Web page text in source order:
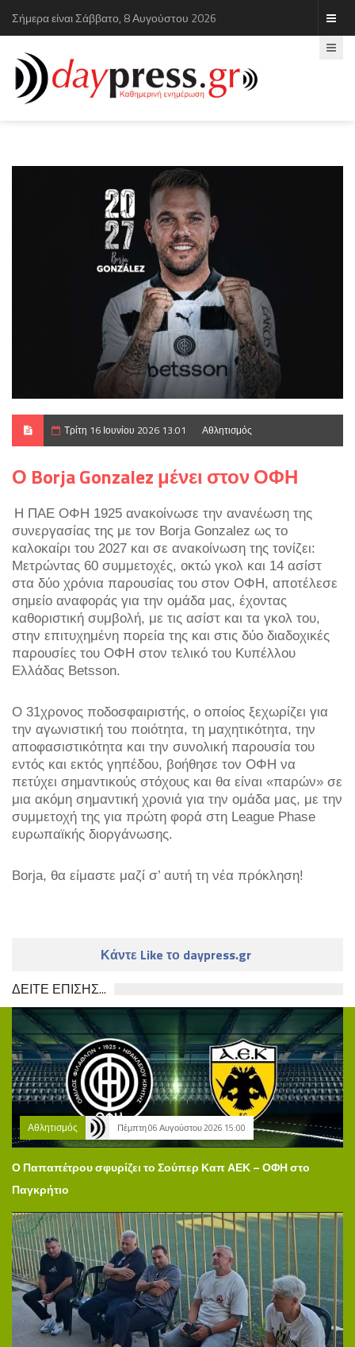
Σήμερα είναι Σάββατο, 8 Αυγούστου 2026
Τρίτη 16 Ιουνίου 2026 13:01 Αθλητισμός
Ο Borja Gonzalez μένει στον ΟΦΗ
Η ΠΑΕ ΟΦΗ 1925 ανακοίνωσε την ανανέωση της
συνεργασίας της με τον Borja Gonzalez ως το
καλοκαίρι του 2027 και σε ανακοίνωση της τονίζει:
Μετρώντας 60 συμμετοχές, οκτώ γκολ και 14 ασίστ
στα δύο χρόνια παρουσίας του στον ΟΦΗ, αποτέλεσε
σημείο αναφοράς για την ομάδα μας, έχοντας
καθοριστική συμβολή, με τις ασίστ και τα γκολ του,
στην επιτυχημένη πορεία της και στις δύο διαδοχικές
παρουσίες του ΟΦΗ στον τελικό του Κυπέλλου
Ελλάδας Betsson.
Ο 31χρονος ποδοσφαιριστής, ο οποίος ξεχωρίζει για
την αγωνιστική του ποιότητα, τη μαχητικότητα, την
αποφασιστικότητα και την συνολική παρουσία του
εντός και εκτός γηπέδου, βοήθησε τον ΟΦΗ να
πετύχει σημαντικούς στόχους και θα είναι «παρών» σε
μια ακόμη σημαντική χρονιά για την ομάδα μας, με την
συμμετοχή της για πρώτη φορά στη League Phase
ευρωπαϊκής διοργάνωσης.
Borja, θα είμαστε μαζί σ’ αυτή τη νέα πρόκληση!
Κάντε Like το daypress.gr
ΔΕΙΤΕ ΕΠΙΣΗΣ...
Αθλητισμός Πέμπτη 06 Αυγούστου 2026 15:00
Ο Παπαπέτρου σφυρίζει το Σούπερ Καπ ΑΕΚ – ΟΦΗ στο
Παγκρήτιο